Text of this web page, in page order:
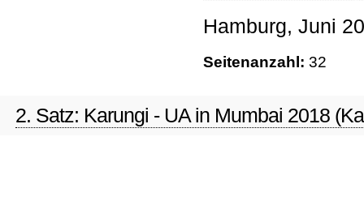
Hamburg, Juni
Seitenanzahl: 32
2. Satz: Karungi - UA in Mumbai 2018